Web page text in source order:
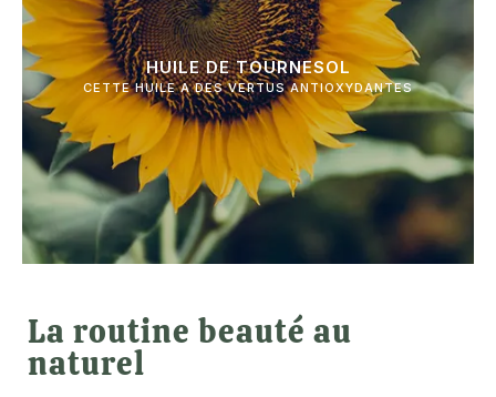
HUILE DE TOURNESOL
La routine beauté au
naturel